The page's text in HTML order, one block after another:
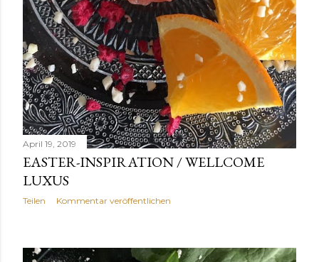
April 19, 2019
EASTER-INSPIRATION / WELLCOME
LUXUS
Teilen Kommentar veröffentlichen